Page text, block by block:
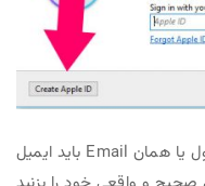
– در صفحه باز شده اکنون در بخش اول یا همان Email باید ایمیل